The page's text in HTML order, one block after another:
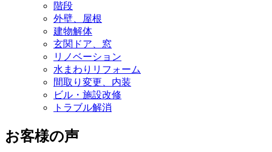
階段
外壁、屋根
建物解体
玄関ドア、窓
リノベーション
水まわりリフォーム
間取り変更、内装
ビル・施設改修
トラブル解消
お客様の声